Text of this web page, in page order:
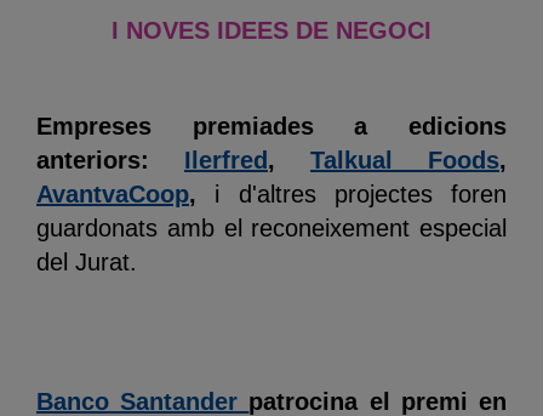
I NOVES IDEES DE NEGOCI
Empreses premiades a edicions
anteriors: Ilerfred , Talkual Foods,
AvantvaCoop, i d'altres projectes foren
guardonats amb el reconeixement especial
del Jurat.
Banco Santander patrocina el premi en